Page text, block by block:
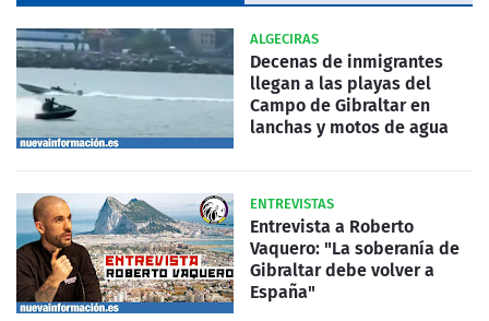
ALGECIRAS
Decenas de inmigrantes
llegan a las playas del
Campo de Gibraltar en
lanchas y motos de agua
ENTREVISTAS
Entrevista a Roberto
Vaquero: "La soberanía de
Gibraltar debe volver a
España"